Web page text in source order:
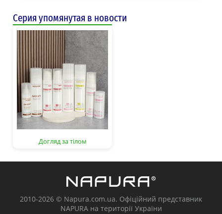
Серия упомянутая в новости
Догляд за тілом
2010-2026 © Napura.com.ua. Офіційний представник
NAPURA на території України